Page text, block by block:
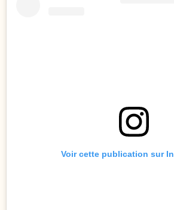
Voir cette publication sur